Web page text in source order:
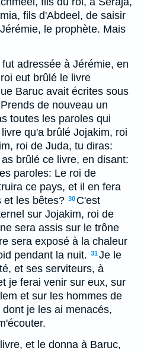
fils d'Abdeel, de saisir
le prophète. Mais
adressée à Jérémie, en
eut brûlé le livre
Baruc avait écrites sous
Prends de nouveau un
toutes les paroles qui
qu'a brûlé Jojakim, roi
roi de Juda, tu diras:
brûlé ce livre, en disant:
paroles: Le roi de
ce pays, et il en fera
et les bêtes? 30 C'est
sur Jojakim, roi de
sera assis sur le trône
sera exposé à la chaleur
pendant la nuit. 31Je le
et ses serviteurs, à
je ferai venir sur eux, sur
et sur les hommes de
je les ai menacés,
et le donna à Baruc,